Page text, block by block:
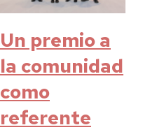
Un premio a
la comunidad
como
referente